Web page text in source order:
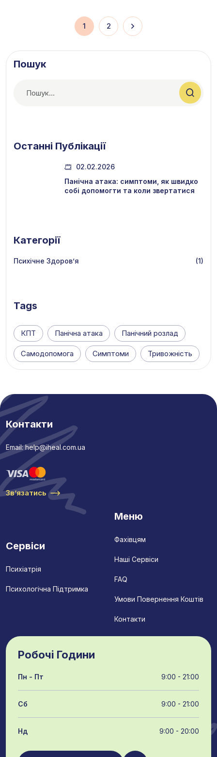
1 2
Пошук
Останні Публікації
02.02.2026
Панічна атака: симптоми, як швидко
собі допомогти та коли звертатися
Категорії
Психічне Здоров’я (1)
Tags
КПТ Панічна атака Панічний розлад
Самодопомога Симптоми Тривожність
Контакти
Email: help@iheal.com.ua
Звʼязатись
Сервіси
Психіатрія
Психологічна Підтримка
Меню
Фахівцям
Наші Сервіси
FAQ
Умови Повернення Коштів
Контакти
Робочі Години
Пн - Пт 9:00 - 21:00
Сб 9:00 - 21:00
Нд 9:00 - 20:00